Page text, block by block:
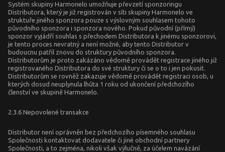
Systém skupiny Harmonelo umožňuje převzetí sponzoringu
Distributora, který je již registrován v síti skupiny Harmonelo ve
struktuře jiného sponzora pouze s výslovným souhlasem tohoto
původního sponzora i sponzora nového. Pokud původní (přímý)
sponzor vyjádří souhlas s přechodem Distributora k jinému sponzorovi,
je tento proces nevratný a není možné, aby tento Distributor v
budoucnu patřil znovu do struktury původního sponzora.
Distributorům je proto zakázáno vědomě provádět registrace jiného již
registrovaného Distributora do své struktury či se o to i jen pokusit.
Distributorům se rovněž zakazuje vědomě provádět registraci osob, u
kterých dosud neuplynula lhůta 1 roku od ukončení předchozího
členství ve skupině Harmonelo.
2.3.6 Nepovolené transakce
Distributor není oprávněn bez předchozího písemného souhlasu
Společnosti kontaktovat dodavatele či jiné obchodní partnery
Společnosti, a to zejména, nikoli však výlučně, za účelem navázání